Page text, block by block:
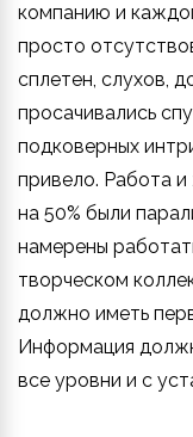
компанию и
просто
сплетен, слухов,
просачивались
подковерных
привело. Работа и
на 50% были
намерены
творческом
должно иметь
Информация
все уровни и с